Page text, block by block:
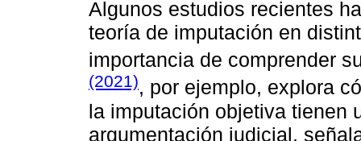
Algunos estudios recientes
teoría de imputación en
importancia de comprender
(2021), por ejemplo, explora
la imputación objetiva tienen
argumentación judicial,